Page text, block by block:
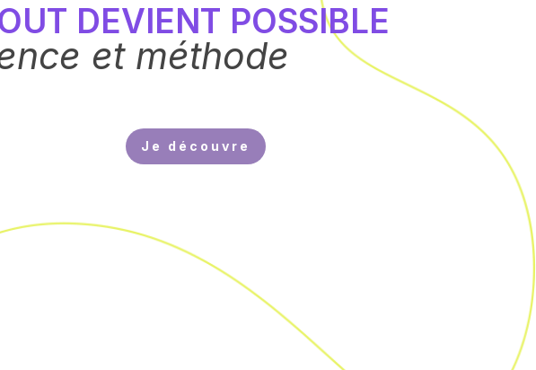
DEVIENT POSSIBLE
et méthode
Je découvre